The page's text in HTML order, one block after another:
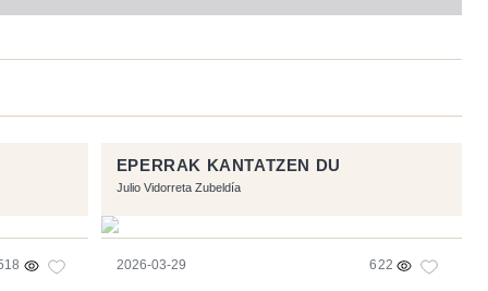
EPERRAK KANTATZEN DU
Julio Vidorreta Zubeldía
2026-03-29 622